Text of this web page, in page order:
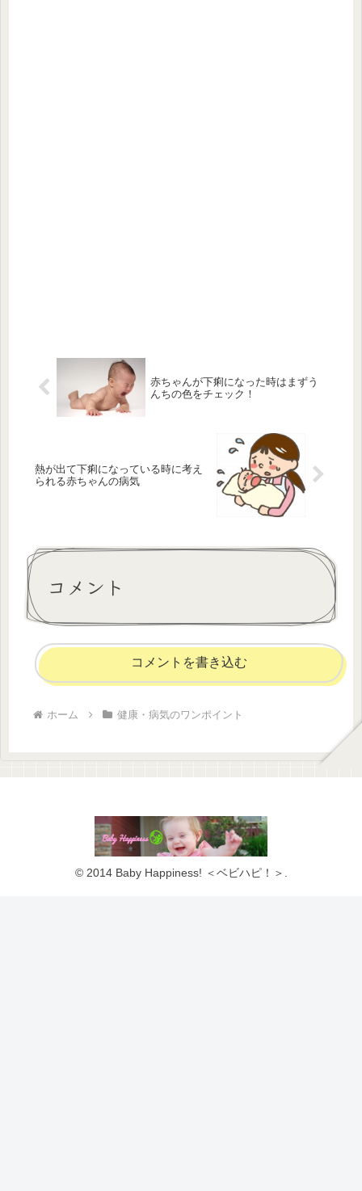
赤ちゃんが下痢になった時はまずう
んちの色をチェック！
熱が出て下痢になっている時に考え
られる赤ちゃんの病気
コメント
コメントを書き込む
ホーム 健康・病気のワンポイント
© 2014 Baby Happiness! ＜ベビハピ！＞.